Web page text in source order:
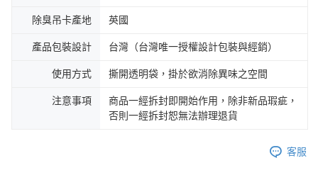
除臭吊卡產地 英國
產品包裝設計 台灣（台灣唯一授權設計包裝與經銷）
使用方式 撕開透明袋，掛於欲消除異味之空間
注意事項
商品一經拆封即開始作用，除非新品瑕疵，
否則一經拆封恕無法辦理退貨
客服